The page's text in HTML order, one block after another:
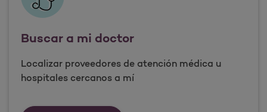
Buscar a mi doctor
Localizar proveedores de atención médica u
hospitales cercanos a mí